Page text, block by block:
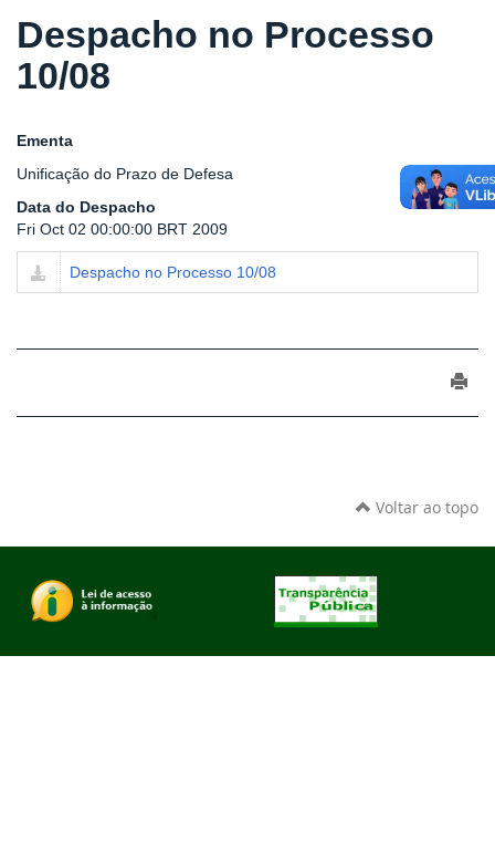
Despacho no Processo
10/08
Ementa
Unificação do Prazo de Defesa
Data do Despacho
Fri Oct 02 00:00:00 BRT 2009
Despacho no Processo 10/08
Voltar ao topo